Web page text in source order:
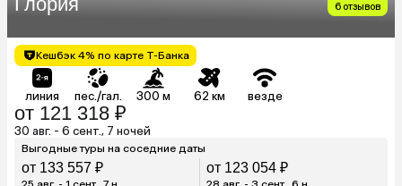
6 отзывов
Кешбэк 4% по карте Т-Банка
линия пес./гал. 300 м 62 км везде
от 121 318 ₽
30 авг. - 6 сент., 7 ночей
Выгодные туры на соседние даты
от 133 557 ₽ от 123 054 ₽